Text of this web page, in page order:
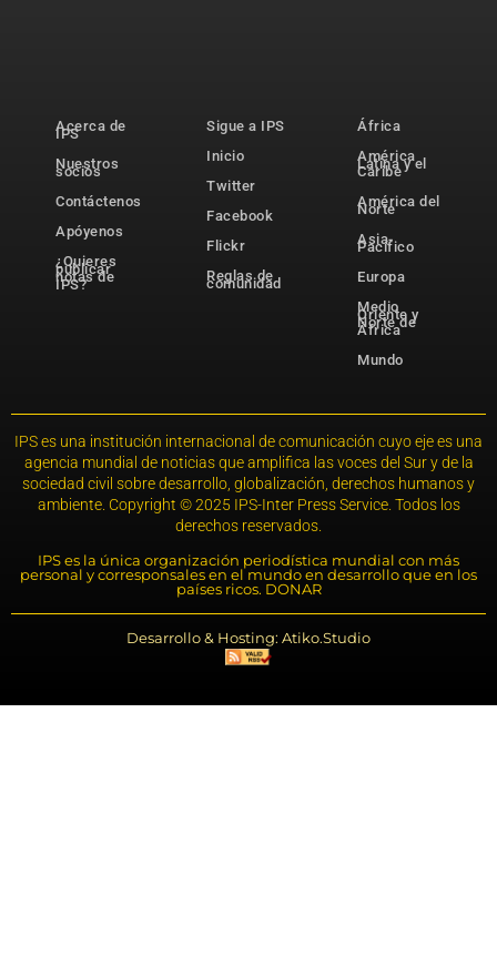
Acerca de
IPS
Nuestros
socios
Contáctenos
Apóyenos
¿Quieres
publicar
notas de
IPS?
Sigue a IPS
Inicio
Twitter
Facebook
Flickr
Reglas de
comunidad
África
América
Latina y el
Caribe
América del
Norte
Asia-
Pacífico
Europa
Medio
Oriente y
Norte de
África
Mundo
IPS es una institución internacional de comunicación cuyo eje es una
agencia mundial de noticias que amplifica las voces del Sur y de la
sociedad civil sobre desarrollo, globalización, derechos humanos y
ambiente. Copyright © 2025 IPS-Inter Press Service. Todos los
derechos reservados.
IPS es la única organización periodística mundial con más
personal y corresponsales en el mundo en desarrollo que en los
países ricos. DONAR
Desarrollo & Hosting: Atiko.Studio